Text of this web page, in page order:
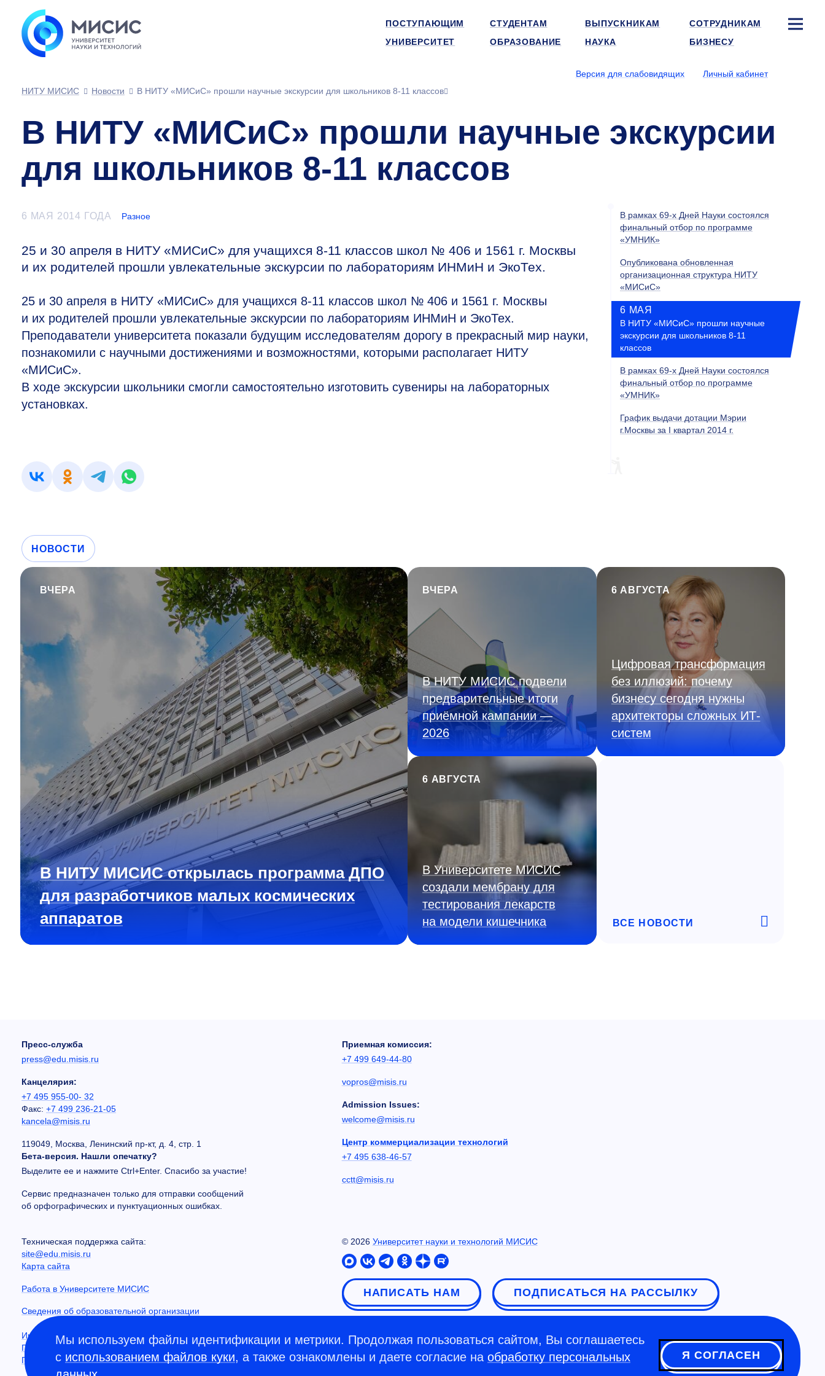
ПОСТУПАЮЩИМ СТУДЕНТАМ ВЫПУСКНИКАМ
СОТРУДНИКАМ
УНИВЕРСИТЕТ
ОБРАЗОВАНИЕ НАУКА БИЗНЕСУ
Версия для слабовидящих
Личный кабинет
НИТУ МИСИС
Новости В НИТУ «МИСиС» прошли научные экскурсии для школьников 8-11 классов
В НИТУ «МИСиС» прошли научные экскурсии
для школьников 8-11 классов
6 МАЯ 2014 ГОДА Разное
25 и 30 апреля в НИТУ «МИСиС» для учащихся 8-11 классов школ № 406 и 1561 г. Москвы
и их родителей прошли увлекательные экскурсии по лабораториям ИНМиН и ЭкоТех.
25 и 30 апреля в НИТУ «МИСиС» для учащихся 8-11 классов школ № 406 и 1561 г. Москвы
и их родителей прошли увлекательные экскурсии по лабораториям ИНМиН и ЭкоТех.
Преподаватели университета показали будущим исследователям дорогу в прекрасный мир науки,
познакомили с научными достижениями и возможностями, которыми располагает НИТУ
«МИСиС».
В ходе экскурсии школьники смогли самостоятельно изготовить сувениры на лабораторных
установках.
В рамках 69-х Дней Науки состоялся
финальный отбор по программе
«УМНИК»
Опубликована обновленная
организационная структура НИТУ
«МИСиС»
6 МАЯ
В НИТУ «МИСиС» прошли научные
экскурсии для школьников 8-11
классов
В рамках 69-х Дней Науки состоялся
финальный отбор по программе
«УМНИК»
График выдачи дотации Мэрии
г.Москвы за I квартал 2014 г.
НОВОСТИ
ВЧЕРА
В НИТУ МИСИС открылась программа ДПО
для разработчиков малых космических
аппаратов
ВЧЕРА
В НИТУ МИСИС подвели
предварительные итоги
приёмной кампании —
2026
6 АВГУСТА
Цифровая трансформация
без иллюзий: почему
бизнесу сегодня нужны
архитекторы сложных ИТ-
систем
6 АВГУСТА
В Университете МИСИС
создали мембрану для
тестирования лекарств
на модели кишечника
ВСЕ НОВОСТИ
Пресс-служба
press@edu.misis.ru
Канцелярия:
+7 495 955-00- 32
Факс: +7 499 236-21-05
kancela@misis.ru
119049, Москва, Ленинский пр-кт, д. 4, стр. 1
Бета-версия. Нашли опечатку?
Выделите ее и нажмите Ctrl+Enter. Спасибо за участие!
Сервис предназначен только для отправки сообщений
об орфографических и пунктуационных ошибках.
Приемная комиссия:
+7 499 649-44-80
vopros@misis.ru
Admission Issues:
welcome@misis.ru
Центр коммерциализации технологий
+7 495 638-46-57
cctt@misis.ru
Техническая поддержка сайта:
site@edu.misis.ru
Карта сайта
Работа в Университете МИСИС
Сведения об образовательной организации
Информация о закупках
Противодействие коррупции
Политика конфиденциальности
© 2026 Университет науки и технологий МИСИС
НАПИСАТЬ НАМ ПОДПИСАТЬСЯ НА РАССЫЛКУ
Мы используем файлы идентификации и метрики. Продолжая пользоваться сайтом, Вы соглашаетесь
с использованием файлов куки, а также ознакомлены и даете согласие на обработку персональных
Я СОГЛАСЕН